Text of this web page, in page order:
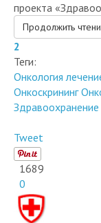
Продолжить
Теги:
Онкология
Онкоскрининг
Здравоохранение
1689
0